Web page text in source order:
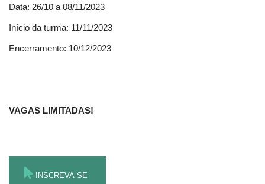
Data: 26/10 a 08/11/2023
Início da turma: 11/11/2023
Encerramento: 10/12/2023
VAGAS LIMITADAS!
INSCREVA-SE